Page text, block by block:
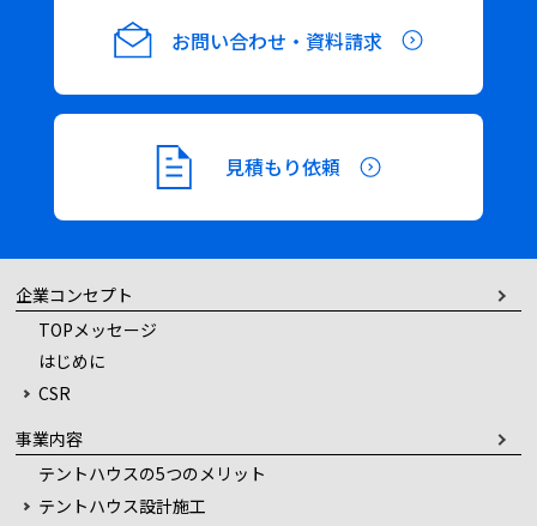
ナ
ビ
ゲ
ー
シ
ョ
ン
お問い合わせ・資料請求
見積もり依頼
企業コンセプト
TOPメッセージ
はじめに
CSR
事業内容
テントハウスの5つのメリット
テントハウス設計施工